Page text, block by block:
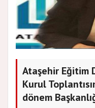
Ataşehir Eğitim
Kurul
dönem